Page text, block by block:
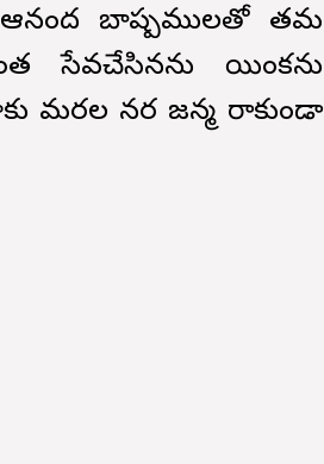
ఆనంద బాష్పములతో తమ
సేవచేసినను యింకను
మరల నర జన్మ రాకుండా